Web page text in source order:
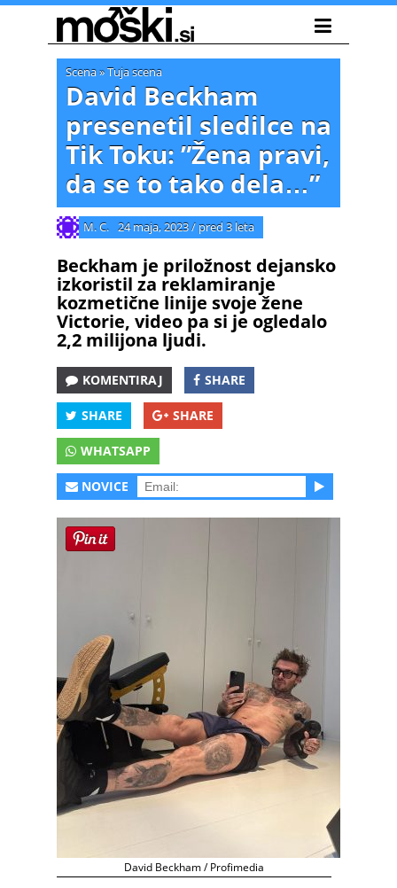
Scena»Tuja scena
David Beckham
presenetil sledilce na
Tik Toku: ”Žena pravi,
da se to tako dela…”
M. C. 24 maja, 2023/ pred 3 leta
Beckham je priložnost dejansko
izkoristil za reklamiranje
kozmetične linije svoje žene
Victorie, video pa si je ogledalo
2,2 milijona ljudi.
KOMENTIRAJ SHARE
SHARE SHARE
WHATSAPP
NOVICE
David Beckham / Profimedia